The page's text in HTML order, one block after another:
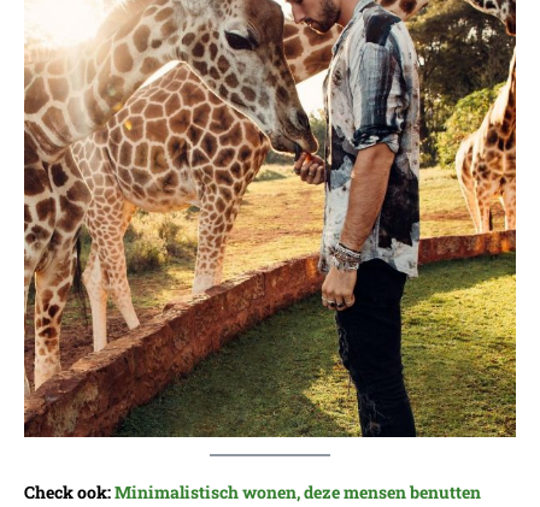
Check ook:Minimalistisch wonen, deze mensen benutten